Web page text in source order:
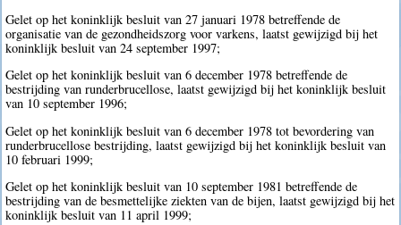
Gelet op het koninklijk besluit van 27 januari 1978 betreffende de
organisatie van de gezondheidszorg voor varkens, laatst gewijzigd bij het
koninklijk besluit van 24 september 1997;
Gelet op het koninklijk besluit van 6 december 1978 betreffende de
bestrijding van runderbrucellose, laatst gewijzigd bij het koninklijk besluit
van 10 september 1996;
Gelet op het koninklijk besluit van 6 december 1978 tot bevordering van
runderbrucellose bestrijding, laatst gewijzigd bij het koninklijk besluit van
10 februari 1999;
Gelet op het koninklijk besluit van 10 september 1981 betreffende de
bestrijding van de besmettelijke ziekten van de bijen, laatst gewijzigd bij het
koninklijk besluit van 11 april 1999;